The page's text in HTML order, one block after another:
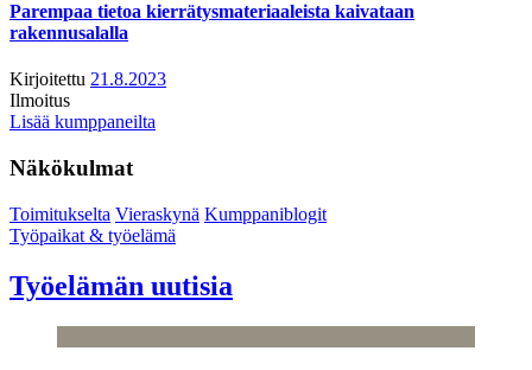
Parempaa tietoa kierrätysmateriaaleista kaivataan
rakennusalalla
Kirjoitettu 21.8.2023
Ilmoitus
Lisää kumppaneilta
Näkökulmat
Toimitukselta Vieraskynä Kumppaniblogit
Työpaikat & työelämä
Työelämän uutisia